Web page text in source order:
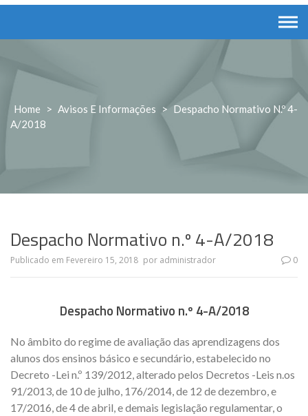
Home > Avisos E Informações > Despacho Normativo N.º 4-
A/2018
Despacho Normativo n.º 4-A/2018
Publicado em Fevereiro 15, 2018 por administrador 0
Despacho Normativo n.º 4-A/2018
No âmbito do regime de avaliação das aprendizagens dos
alunos dos ensinos básico e secundário, estabelecido no
Decreto -Lei n.º 139/2012, alterado pelos Decretos -Leis n.os
91/2013, de 10 de julho, 176/2014, de 12 de dezembro, e
17/2016, de 4 de abril, e demais legislação regulamentar, o